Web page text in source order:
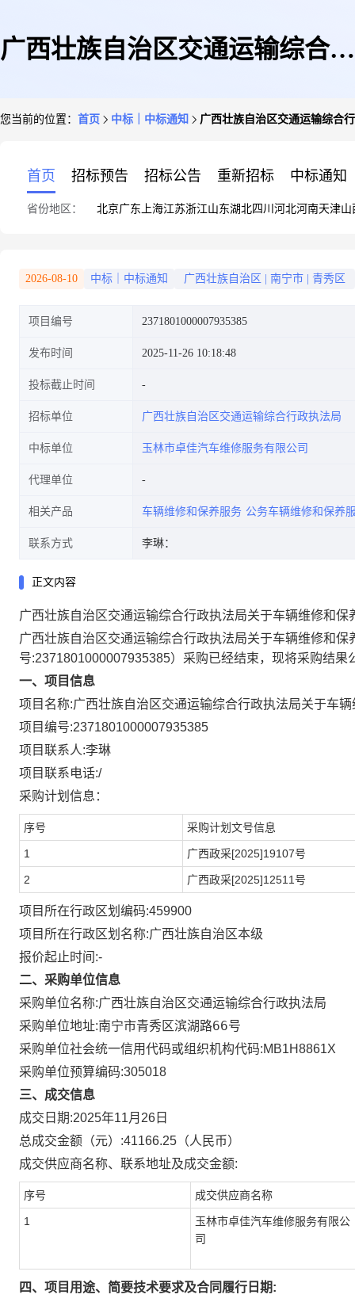
广西壮族自治区交通运输综合行
您当前的位置： 首页 中标｜中标通知 广西壮族自治区交通运输综合
首页 招标预告 招标公告 重新招标 中标通知
省份地区： 北京广东 上海江苏浙江山东湖北四川 河北河南天津山
2026-08-10 中标｜中标通知 广西壮族自治区 南宁市 青秀区
项目编号 2371801000007935385
发布时间 2025-11-26 10:18:48
投标截止时间
招标单位 广西壮族自治区交通运输综合行政执法局
中标单位 玉林市卓佳汽车维修服务有限公司
代理单位
相关产品 车辆维修和保养服务 公务车辆维修和保养
联系方式 李琳：
正文内容
广西壮族自治区交通运输综合行政执法局关于车辆维修和
广西壮族自治区交通运输综合行政执法局关于车辆维修和保
号:2371801000007935385）采购已经结束，现将采购结果
一、项目信息
项目名称:广西壮族自治区交通运输综合行政执法局关于车
项目编号:2371801000007935385
项目联系人:李琳
项目联系电话:/
采购计划信息：
序号 采购计划文号信息
1 广西政采[2025]19107号
2 广西政采[2025]12511号
项目所在行政区划编码:459900
项目所在行政区划名称:广西壮族自治区本级
报价起止时间:-
二、采购单位信息
采购单位名称:广西壮族自治区交通运输综合行政执法局
采购单位地址:南宁市青秀区滨湖路66号
采购单位社会统一信用代码或组织机构代码:MB1H8861X
采购单位预算编码:305018
三、成交信息
成交日期:2025年11月26日
总成交金额（元）:41166.25 （人民币）
成交供应商名称、联系地址及成交金额:
序号 成交供应商名称
1
玉林市卓佳汽车维修服务有限公
司
四、项目用途、简要技术要求及合同履行日期: